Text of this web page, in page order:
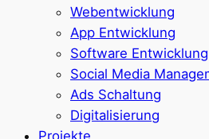
Webentwicklung
App Entwicklung
Software Entwicklung
Social Media
Ads Schaltung
Digitalisierung
Projekte